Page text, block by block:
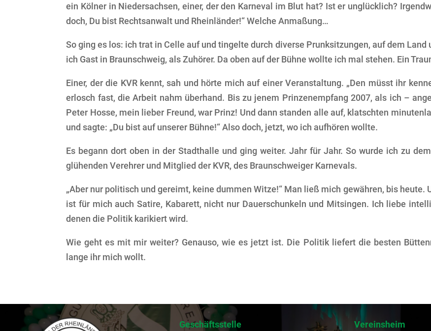
ein Kölner in Niedersachsen, einer, der den Karneval im Blut hat? Ist er unglücklich?
doch, Du bist Rechtsanwalt und Rheinländer!“ Welche Anmaßung…
So ging es los: ich trat in Celle auf und tingelte durch diverse Prunksitzungen, auf dem
ich Gast in Braunschweig, als Zuhörer. Da oben auf der Bühne wollte ich mal stehen. Ein
Einer, der die KVR kennt, sah und hörte mich auf einer Veranstaltung. „Den müsst ihr
erlosch fast, die Arbeit nahm überhand. Bis zu jenem Prinzenempfang 2007, als ich –
Peter Hosse, mein lieber Freund, war Prinz! Und dann standen alle auf, klatschten
und sagte: „Du bist auf unserer Bühne!“ Also doch, jetzt, wo ich aufhören wollte.
Es begann dort oben in der Stadthalle und ging weiter. Jahr für Jahr. So wurde ich zu
glühenden Verehrer und Mitglied der KVR, des Braunschweiger Karnevals.
„Aber nur politisch und gereimt, keine dummen Witze!“ Man ließ mich gewähren, bis heute.
ist für mich auch Satire, Kabarett, nicht nur Dauerschunkeln und Mitsingen. Ich liebe
denen die Politik karikiert wird.
Wie geht es mit mir weiter? Genauso, wie es jetzt ist. Die Politik liefert die besten
lange ihr mich wollt.
Geschäftsstelle Vereinsheim